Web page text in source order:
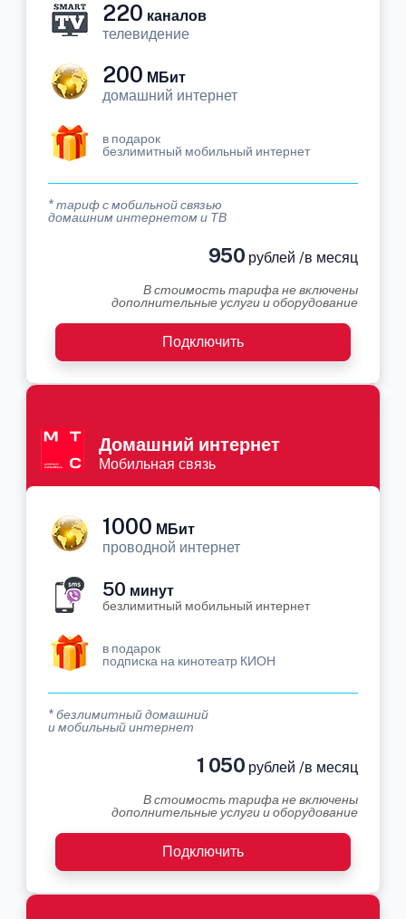
220 каналов
телевидение
200 МБит
домашний интернет
в подарок
безлимитный мобильный интернет
* тариф с мобильной связью
домашним интернетом и ТВ
950 рублей /в месяц
В стоимость тарифа не включены
дополнительные услуги и оборудование
Подключить
Домашний интернет
Мобильная связь
1000 МБит
проводной интернет
50 минут
безлимитный мобильный интернет
в подарок
подписка на кинотеатр КИОН
* безлимитный домашний
и мобильный интернет
1 050 рублей /в месяц
В стоимость тарифа не включены
дополнительные услуги и оборудование
Подключить